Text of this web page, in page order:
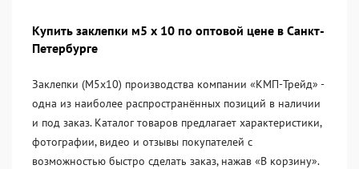
Купить заклепки м5 х 10 по оптовой цене в Санкт-
Петербурге
Заклепки (М5х10) производства компании «KМП-Трейд» -
одна из наиболее распространённых позиций в наличии
и под заказ. Каталог товаров предлагает характеристики,
фотографии, видео и отзывы покупателей с
возможностью быстро сделать заказ, нажав «В корзину».